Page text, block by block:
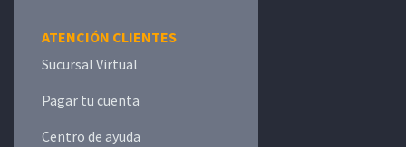
ATENCIÓN CLIENTES
Sucursal Virtual
Pagar tu cuenta
Centro de ayuda